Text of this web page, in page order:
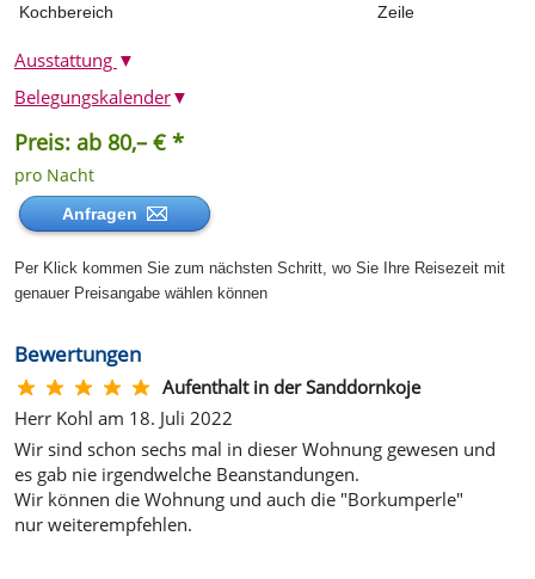
Kochbereich
Zeile
Ausstattung ▼
Preis: ab 80,– € *
pro Nacht
Anfragen
Per Klick kommen Sie zum nächsten Schritt, wo Sie Ihre Reisezeit mit
genauer Preisangabe wählen können
Belegungskalender▼
Bewertungen
Aufenthalt in der Sanddornkoje
Herr Kohl am 18. Juli 2022
Wir sind schon sechs mal in dieser Wohnung gewesen und
es gab nie irgendwelche Beanstandungen.
Wir können die Wohnung und auch die "Borkumperle"
nur weiterempfehlen.